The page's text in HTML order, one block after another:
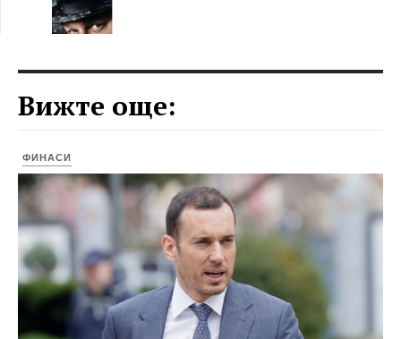
Вижте още:
ФИНАСИ